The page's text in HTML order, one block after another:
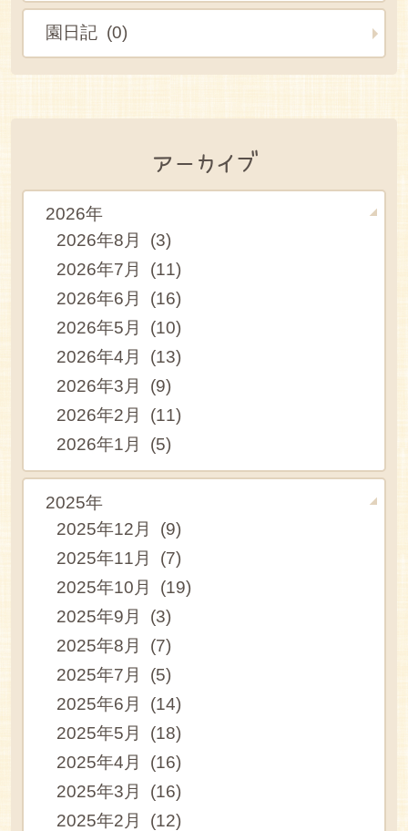
園日記 (0)
アーカイブ
2026年
2026年8月 (3)
2026年7月 (11)
2026年6月 (16)
2026年5月 (10)
2026年4月 (13)
2026年3月 (9)
2026年2月 (11)
2026年1月 (5)
2025年
2025年12月 (9)
2025年11月 (7)
2025年10月 (19)
2025年9月 (3)
2025年8月 (7)
2025年7月 (5)
2025年6月 (14)
2025年5月 (18)
2025年4月 (16)
2025年3月 (16)
2025年2月 (12)